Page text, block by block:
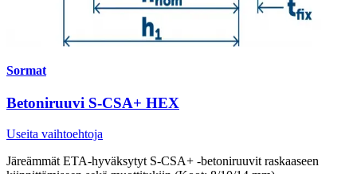
Sormat
Betoniruuvi S-CSA+ HEX
Useita vaihtoehtoja
Järeämmät ETA-hyväksytyt S-CSA+ -betoniruuvit raskaaseen